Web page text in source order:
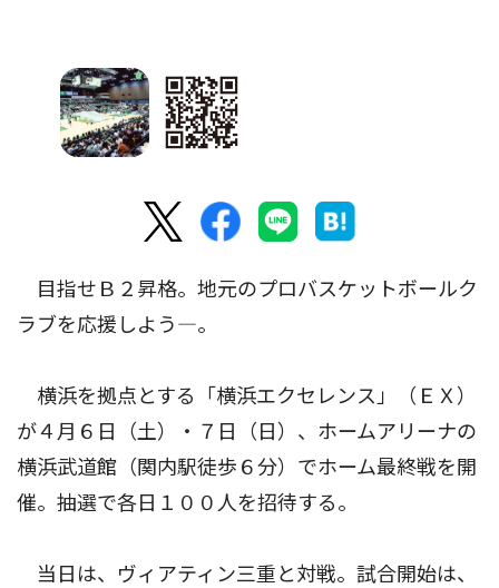
目指せＢ２昇格。地元のプロバスケットボールク
ラブを応援しよう―。
横浜を拠点とする「横浜エクセレンス」（ＥＸ）
が４月６日（土）・７日（日）、ホームアリーナの
横浜武道館（関内駅徒歩６分）でホーム最終戦を開
催。抽選で各日１００人を招待する。
当日は、ヴィアティン三重と対戦。試合開始は、